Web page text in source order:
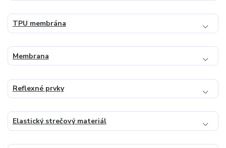
TPU membrána
Membrana
Reflexné prvky
Elastický strečový materiál